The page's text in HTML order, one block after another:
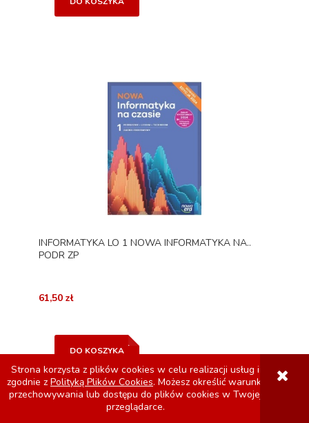
Strona korzysta z plików cookies w celu realizacji usług i
zgodnie z Polityką Plików Cookies. Możesz określić warunki
przechowywania lub dostępu do plików cookies w Twojej
przeglądarce.
INFORMATYKA LO 1 NOWA INFORMATYKA NA..
PODR ZP
61,50 zł
DO KOSZYKA